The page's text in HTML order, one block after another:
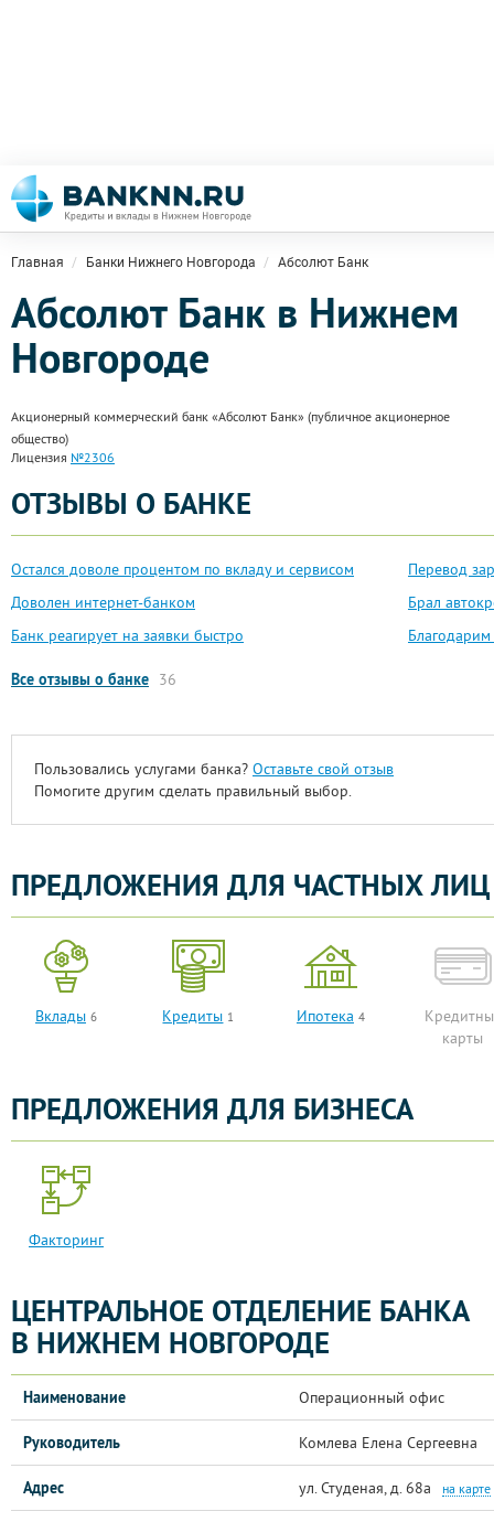
Главная Банки Нижнего Новгорода Абсолют Банк
Абсолют Банк в Нижнем
Новгороде
Акционерный коммерческий банк «Абсолют Банк» (публичное акционерное
общество)
Лицензия №2306
ОТЗЫВЫ О БАНКЕ
Остался доволе процентом по вкладу и сервисом
Доволен интернет-банком
Банк реагирует на заявки быстро
Перевод
Брал
Все отзывы о банке 36
Пользовались услугами банка? Оставьте свой отзыв
Помогите другим сделать правильный выбор.
ПРЕДЛОЖЕНИЯ ДЛЯ ЧАСТНЫХ ЛИЦ
Вклады 6 Кредиты 1 Ипотека 4
карты
ПРЕДЛОЖЕНИЯ ДЛЯ БИЗНЕСА
Факторинг
ЦЕНТРАЛЬНОЕ ОТДЕЛЕНИЕ БАНКА
В НИЖНЕМ НОВГОРОДЕ
Наименование Операционный офис
Руководитель Комлева Елена Сергеевна
Адрес ул. Студеная, д. 68а на карте